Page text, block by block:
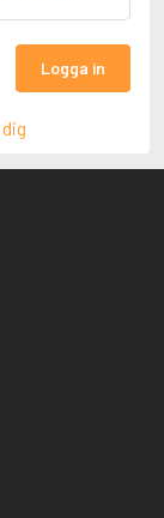
Logga in